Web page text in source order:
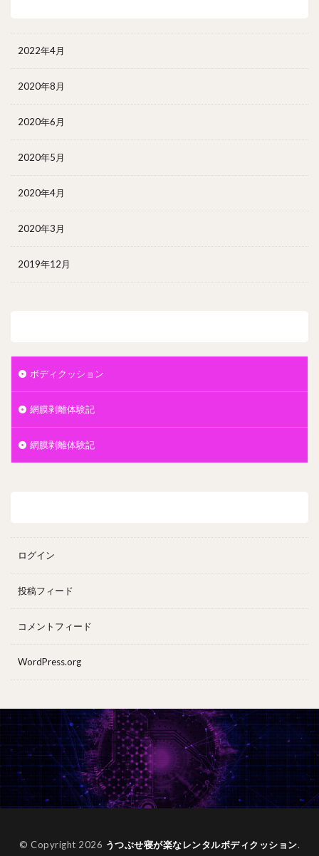
2022年4月
2020年8月
2020年6月
2020年5月
2020年4月
2020年3月
2019年12月
ボディクッション
網膜剥離体験記
網膜剥離体験記
ログイン
投稿フィード
コメントフィード
WordPress.org
© Copyright 2026 うつぶせ寝が楽なレンタルボディクッション.